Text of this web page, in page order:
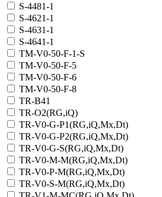
S-4481-1
S-4621-1
S-4631-1
S-4641-1
TM-V0-50-F-1-S
TM-V0-50-F-5
TM-V0-50-F-6
TM-V0-50-F-8
TR-B41
TR-O2(RG,iQ)
TR-V0-G-P1(RG,iQ,Mx,Dt)
TR-V0-G-P2(RG,iQ,Mx,Dt)
TR-V0-G-S(RG,iQ,Mx,Dt)
TR-V0-M-M(RG,iQ,Mx,Dt)
TR-V0-P-M(RG,iQ,Mx,Dt)
TR-V0-S-M(RG,iQ,Mx,Dt)